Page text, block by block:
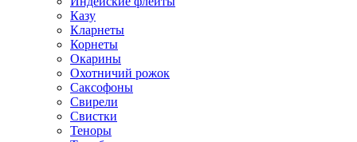
Казу
Кларнеты
Корнеты
Окарины
Охотничий рожок
Саксофоны
Свирели
Свистки
Теноры